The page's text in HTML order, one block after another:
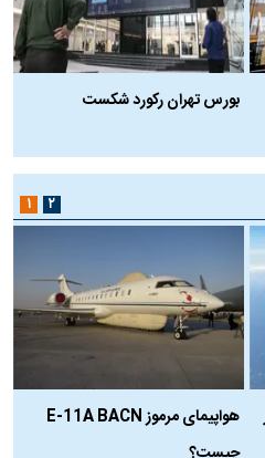
بورس تهران رکورد شکست
هواپیمای مرموز E-11A BACN
۱ ۲